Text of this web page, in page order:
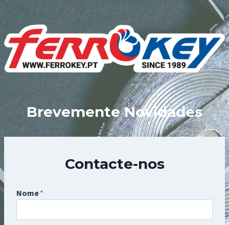
content
Brevemente Novidades
Contacte-nos
Nome*